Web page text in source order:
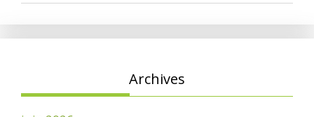
Archives